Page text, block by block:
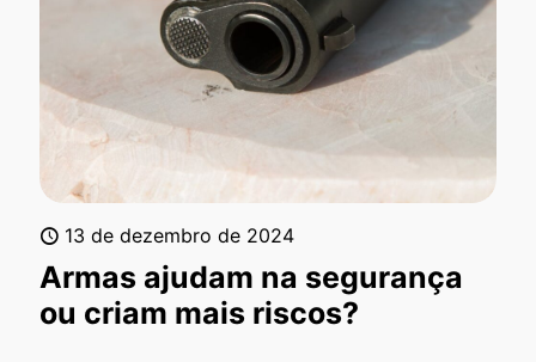
13 de dezembro de 2024
Armas ajudam na segurança
ou criam mais riscos?